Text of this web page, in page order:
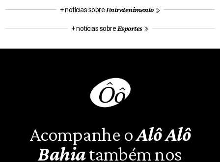
+ notícias sobreEntretenimento
+ notícias sobre Esportes
Acompanhe oAlô Alô
Bahiatambém nos